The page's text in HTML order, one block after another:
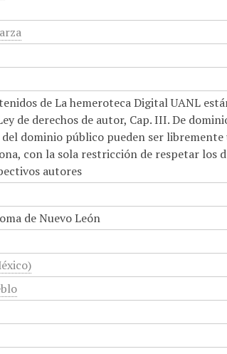
de La hemeroteca Digital UANL
de derechos de autor, Cap. III. De
del dominio público pueden ser
con la sola restricción de respetar los
autores
de Nuevo León